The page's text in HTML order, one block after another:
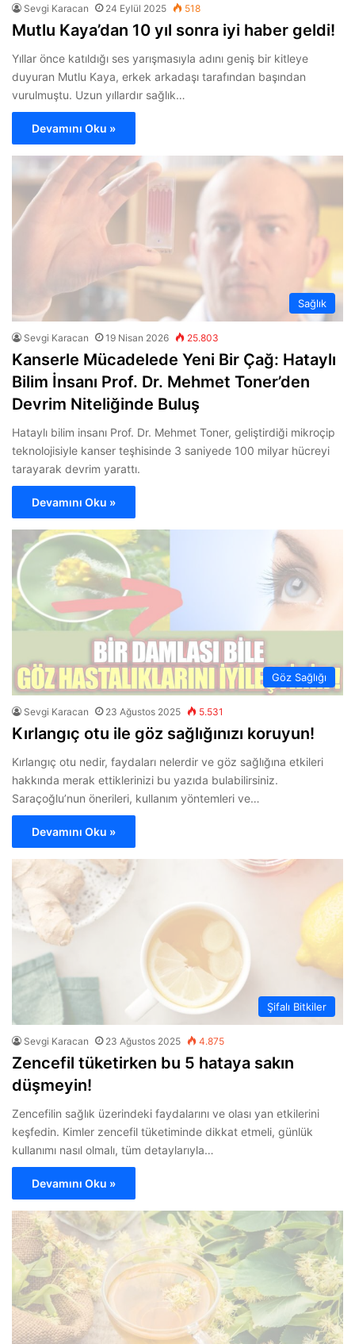
Sevgi Karacan 24 Eylül 2025 518
Mutlu Kaya’dan 10 yıl sonra iyi haber geldi!
Yıllar önce katıldığı ses yarışmasıyla adını geniş bir kitleye
duyuran Mutlu Kaya, erkek arkadaşı tarafından başından
vurulmuştu. Uzun yıllardır sağlık…
Devamını Oku »
Sağlık
Sevgi Karacan 19 Nisan 2026 25.803
Kanserle Mücadelede Yeni Bir Çağ: Hataylı
Bilim İnsanı Prof. Dr. Mehmet Toner’den
Devrim Niteliğinde Buluş
Hataylı bilim insanı Prof. Dr. Mehmet Toner, geliştirdiği mikroçip
teknolojisiyle kanser teşhisinde 3 saniyede 100 milyar hücreyi
tarayarak devrim yarattı.
Devamını Oku »
Göz Sağlığı
Sevgi Karacan 23 Ağustos 2025 5.531
Kırlangıç otu ile göz sağlığınızı koruyun!
Kırlangıç otu nedir, faydaları nelerdir ve göz sağlığına etkileri
hakkında merak ettiklerinizi bu yazıda bulabilirsiniz.
Saraçoğlu’nun önerileri, kullanım yöntemleri ve…
Devamını Oku »
Şifalı Bitkiler
Sevgi Karacan 23 Ağustos 2025 4.875
Zencefil tüketirken bu 5 hataya sakın
düşmeyin!
Zencefilin sağlık üzerindeki faydalarını ve olası yan etkilerini
keşfedin. Kimler zencefil tüketiminde dikkat etmeli, günlük
kullanımı nasıl olmalı, tüm detaylarıyla…
Devamını Oku »